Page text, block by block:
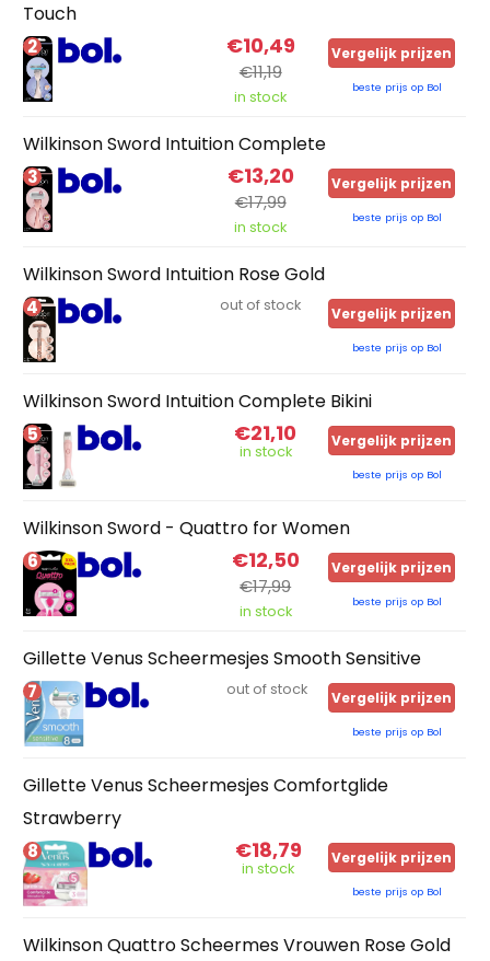
Touch
2 €10,49
€11,19
in stock
Vergelijk prijzen
beste prijs op Bol
Wilkinson Sword Intuition Complete
3 €13,20
€17,99
in stock
Vergelijk prijzen
beste prijs op Bol
Wilkinson Sword Intuition Rose Gold
4 out of stock Vergelijk prijzen
beste prijs op Bol
Wilkinson Sword Intuition Complete Bikini
5 €21,10
in stock
Vergelijk prijzen
beste prijs op Bol
Wilkinson Sword - Quattro for Women
6 €12,50
€17,99
in stock
Vergelijk prijzen
beste prijs op Bol
Gillette Venus Scheermesjes Smooth Sensitive
7 out of stock Vergelijk prijzen
beste prijs op Bol
Gillette Venus Scheermesjes Comfortglide
Strawberry
8 €18,79
in stock
Vergelijk prijzen
beste prijs op Bol
Wilkinson Quattro Scheermes Vrouwen Rose Gold